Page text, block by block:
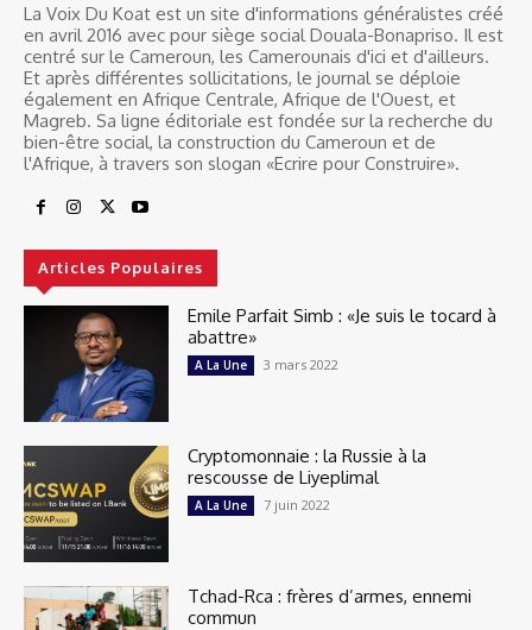
La Voix Du Koat est un site d'informations généralistes créé
en avril 2016 avec pour siège social Douala-Bonapriso. Il est
centré sur le Cameroun, les Camerounais d'ici et d'ailleurs.
Et après différentes sollicitations, le journal se déploie
également en Afrique Centrale, Afrique de l'Ouest, et
Magreb. Sa ligne éditoriale est fondée sur la recherche du
bien-être social, la construction du Cameroun et de
l'Afrique, à travers son slogan «Ecrire pour Construire».
Articles Populaires
Emile Parfait Simb : «Je suis le tocard à
abattre»
A La Une 3 mars 2022
Cryptomonnaie : la Russie à la
rescousse de Liyeplimal
A La Une 7 juin 2022
Tchad-Rca : frères d’armes, ennemi
commun